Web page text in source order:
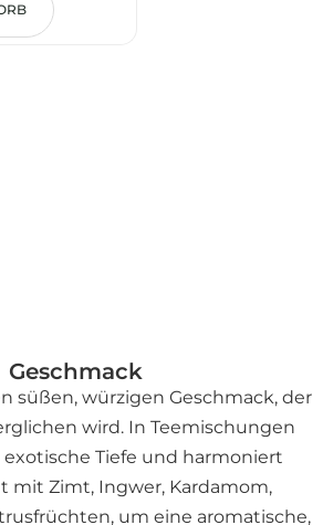
scharfen
Geschmack
süßen, würzigen Geschmack, der
wird. In Teemischungen
Tiefe und harmoniert
mit Zimt, Ingwer, Kardamom,
um eine aromatische,